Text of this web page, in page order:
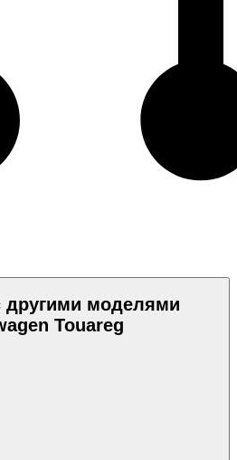
другими моделями
Touareg